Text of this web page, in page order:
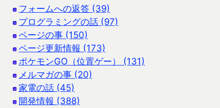
フォームへの返答 (39)
プログラミングの話 (97)
ページの事 (150)
ページ更新情報 (173)
ポケモンGO（位置ゲー） (131)
メルマガの事 (20)
家電の話 (45)
開発情報 (388)